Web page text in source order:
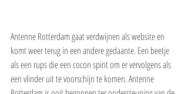
Antenne Rotterdam gaat verdwijnen als website en
komt weer terug in een andere gedaante. Een beetje
als een rups die een cocon spint om er vervolgens als
een vlinder uit te voorschijn te komen. Antenne